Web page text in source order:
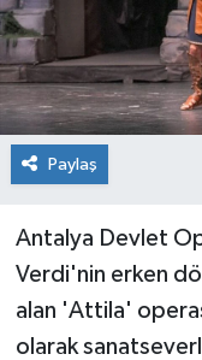
Paylaş
Antalya Devlet
Verdi'nin erken
alan 'Attila'
olarak
Spor
Turizm
Yaşam